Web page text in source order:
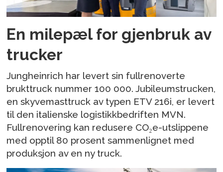
En milepæl for gjenbruk av
trucker
Jungheinrich har levert sin fullrenoverte
brukttruck nummer 100 000. Jubileumstrucken,
en skyvemasttruck av typen ETV 216i, er levert
til den italienske logistikkbedriften MVN.
Fullrenovering kan redusere CO₂e-utslippene
med opptil 80 prosent sammenlignet med
produksjon av en ny truck.